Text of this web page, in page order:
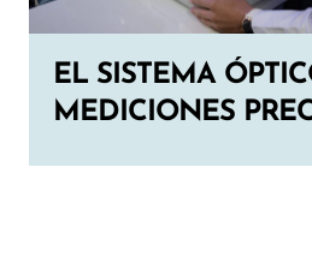
EL SISTEMA
MEDICIONES